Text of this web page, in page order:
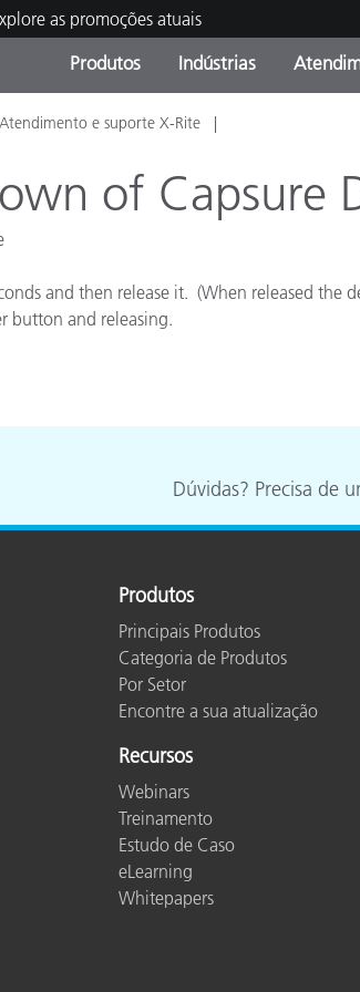
as promoções atuais
Produtos
Categoria de Produtos
Indústrias
Tintas e Revestimentos
Têxtil
Serviço de Manutenção
Formação
Brand Experience Center
Atendimento e suporte X-Rite
of Capsure
and then release it. (When released the
button and releasing.
Dúvidas? Precisa de
Produtos
Principais Produtos
Categoria de Produtos
Por Setor
Encontre a sua atualização
Recursos
Webinars
Treinamento
Estudo de Caso
eLearning
Whitepapers